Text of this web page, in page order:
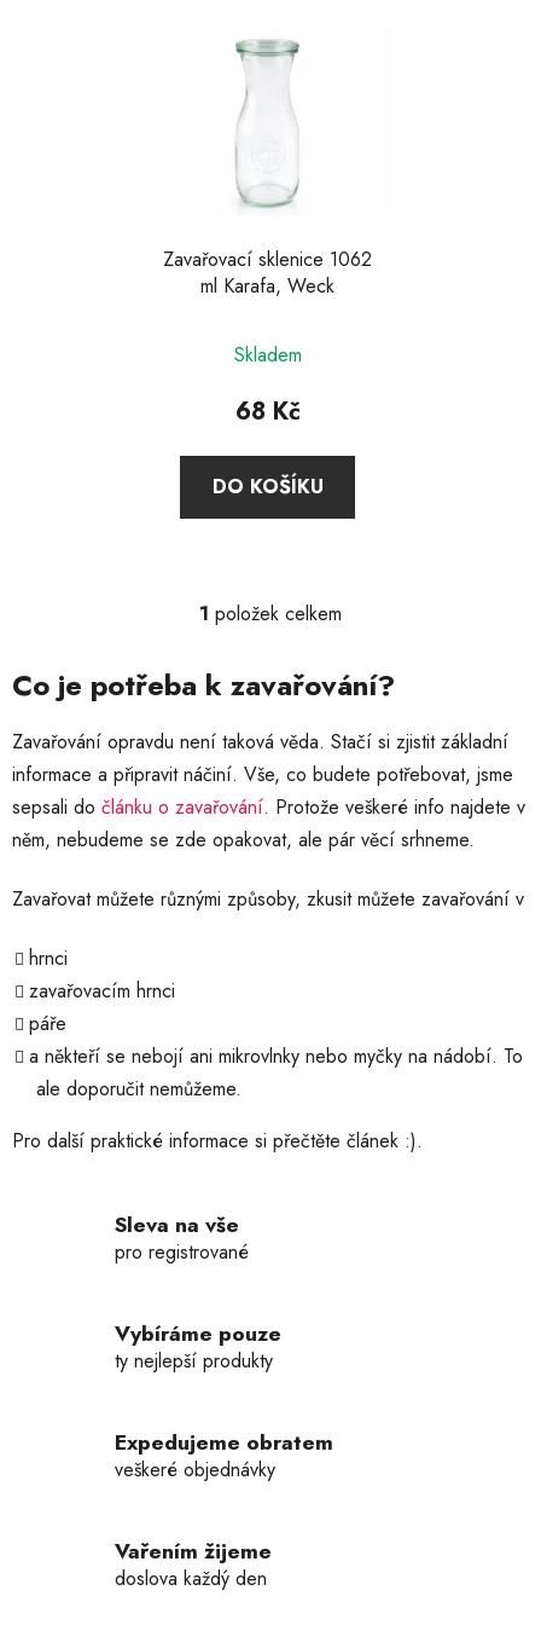
Zavařovací sklenice 1062
ml Karafa, Weck
Skladem
68 Kč
DO KOŠÍKU
O
l
á
d
a
c
p
v
k
i
1 položek celkem
Co je potřeba k zavařování?
Zavařování opravdu není taková věda. Stačí si zjistit základní
informace a připravit náčiní. Vše, co budete potřebovat, jsme
sepsali do článku o zavařování. Protože veškeré info najdete v
něm, nebudeme se zde opakovat, ale pár věcí srhneme.
Zavařovat můžete různými způsoby, zkusit můžete zavařování v
hrnci
zavařovacím hrnci
páře
a někteří se nebojí ani mikrovlnky nebo myčky na nádobí. To
ale doporučit nemůžeme.
Pro další praktické informace si přečtěte článek :).
Sleva na vše
pro registrované
Vybíráme pouze
ty nejlepší produkty
Expedujeme obratem
veškeré objednávky
Vařením žijeme
doslova každý den